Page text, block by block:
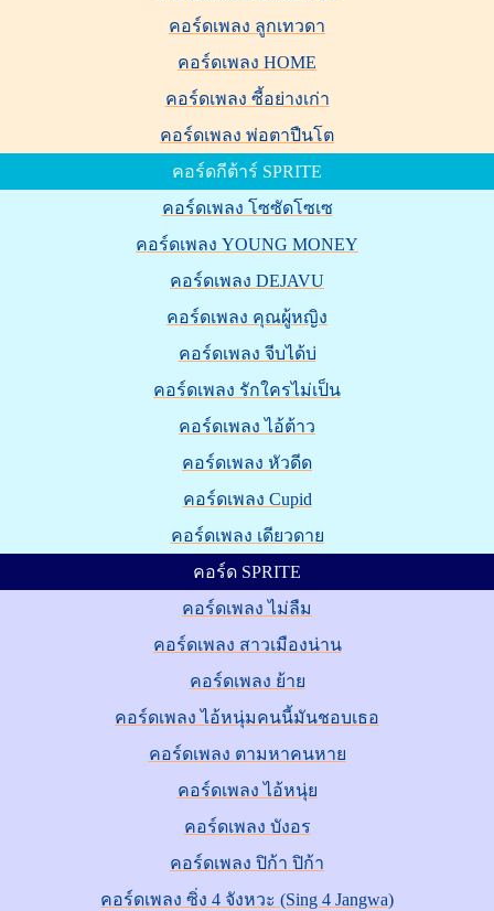
คอร์ดเพลง ลูกเทวดา
คอร์ดเพลง HOME
คอร์ดเพลง ซี้อย่างเก่า
คอร์ดเพลง พ่อตาปืนโต
คอร์ดกีต้าร์ SPRITE
คอร์ดเพลง โซซัดโซเซ
คอร์ดเพลง YOUNG MONEY
คอร์ดเพลง DEJAVU
คอร์ดเพลง คุณผู้หญิง
คอร์ดเพลง จีบได้บ่
คอร์ดเพลง รักใครไม่เป็น
คอร์ดเพลง ไอ้ต้าว
คอร์ดเพลง หัวดีด
คอร์ดเพลง Cupid
คอร์ดเพลง เดียวดาย
คอร์ด SPRITE
คอร์ดเพลง ไม่ลืม
คอร์ดเพลง สาวเมืองน่าน
คอร์ดเพลง ย้าย
คอร์ดเพลง ไอ้หนุ่มคนนี้มันชอบเธอ
คอร์ดเพลง ตามหาคนหาย
คอร์ดเพลง ไอ้หนุ่ย
คอร์ดเพลง บังอร
คอร์ดเพลง ปิก้า ปิก้า
คอร์ดเพลง ซิ่ง 4 จังหวะ (Sing 4 Jangwa)